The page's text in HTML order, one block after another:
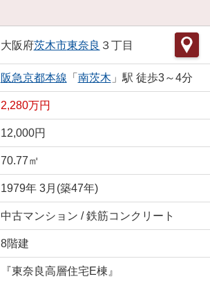
大阪府茨木市東奈良 ３丁目
阪急京都本線 「 南茨木 」駅 徒歩3～4分
2,280万円
12,000円
70.77㎡
1979年 3月(築47年)
中古マンション / 鉄筋コンクリート
8階建
『東奈良高層住宅E棟』